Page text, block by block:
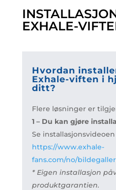
EXHALE-
Hvordan
Exhale-viften i
ditt?
Flere løsninger er
1 – Du kan gjøre
Se
https://www.exhale-
fans.com/no/
* Eigen installasjon
produktgarantien.